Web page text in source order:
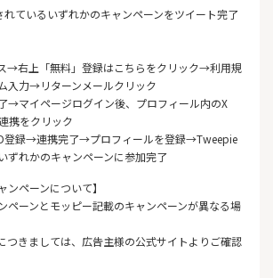
ているいずれかのキャンペーンをツイート完了
→右上「無料」登録はこちらをクリック→利用規
入力→リターンメールクリック
マイページログイン後、プロフィール内のX
携をクリック
登録→連携完了→プロフィールを登録→Tweepie
ずれかのキャンペーンに参加完了
ンペーンについて】
ペーンとモッピー記載のキャンペーンが異なる場
つきましては、広告主様の公式サイトよりご確認